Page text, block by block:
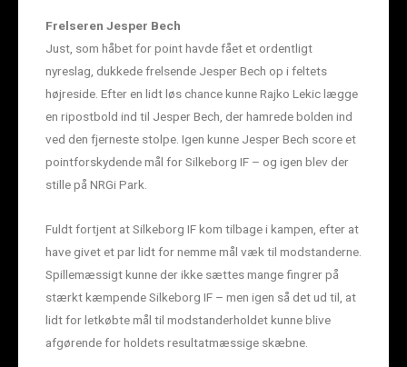
Frelseren Jesper Bech
Just, som håbet for point havde fået et ordentligt
nyreslag, dukkede frelsende Jesper Bech op i feltets
højreside. Efter en lidt løs chance kunne Rajko Lekic lægge
en ripostbold ind til Jesper Bech, der hamrede bolden ind
ved den fjerneste stolpe. Igen kunne Jesper Bech score et
pointforskydende mål for Silkeborg IF – og igen blev der
stille på NRGi Park.
Fuldt fortjent at Silkeborg IF kom tilbage i kampen, efter at
have givet et par lidt for nemme mål væk til modstanderne.
Spillemæssigt kunne der ikke sættes mange fingrer på
stærkt kæmpende Silkeborg IF – men igen så det ud til, at
lidt for letkøbte mål til modstanderholdet kunne blive
afgørende for holdets resultatmæssige skæbne.